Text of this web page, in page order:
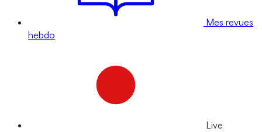
Mes revues
hebdo
Live